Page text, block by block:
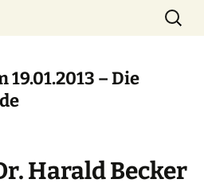
Dr. med.
Istha
Suchen
nach:
19.01.2013 – Die
Harald Becker